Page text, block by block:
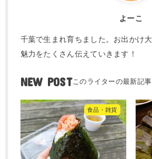
よーこ
千葉で生まれ育ちました。お出かけ
魅力をたくさん伝えていきます！
NEW POST
食品・雑貨